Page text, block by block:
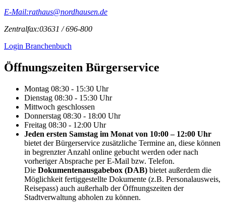
E-Mail:rathaus@nordhausen.de
Zentralfax:03631 / 696-800
Login Branchenbuch
Öffnungs­zeiten Bürgerservice
Montag 08:30 - 15:30 Uhr
Dienstag 08:30 - 15:30 Uhr
Mittwoch geschlossen
Donnerstag 08:30 - 18:00 Uhr
Freitag 08:30 - 12:00 Uhr
Jeden ersten Samstag im Monat von 10:00 – 12:00 Uhr
bietet der Bürgerservice zusätzliche Termine an, diese können
in begrenzter Anzahl online gebucht werden oder nach
vorheriger Absprache per E-Mail bzw. Telefon.
Die Dokumentenausgabebox (DAB) bietet außerdem die
Möglichkeit fertiggestellte Dokumente (z.B. Personalausweis,
Reisepass) auch außerhalb der Öffnungszeiten der
Stadtverwaltung abholen zu können.